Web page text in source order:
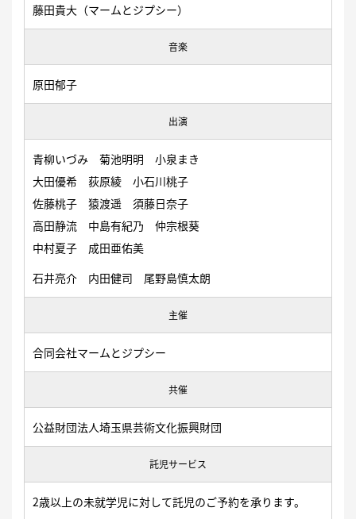
藤田貴大（マームとジプシー）
音楽
原田郁子
出演
⻘柳いづみ 菊池明明 ⼩泉まき
⼤⽥優希 荻原綾 ⼩⽯川桃⼦
佐藤桃⼦ 猿渡遥 須藤⽇奈⼦
⾼⽥静流 中島有紀乃 仲宗根葵
中村夏⼦ 成⽥亜佑美
⽯井亮介 内⽥健司 尾野島慎太朗
主催
合同会社マームとジプシー
共催
公益財団法人埼玉県芸術文化振興財団
託児サービス
2歳以上の未就学児に対して託児のご予約を承ります。